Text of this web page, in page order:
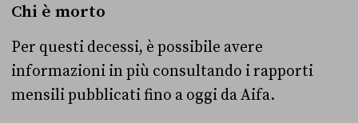
Chi è morto
Per questi decessi, è possibile avere
informazioni in più consultando i rapporti
mensili pubblicati fino a oggi da Aifa.